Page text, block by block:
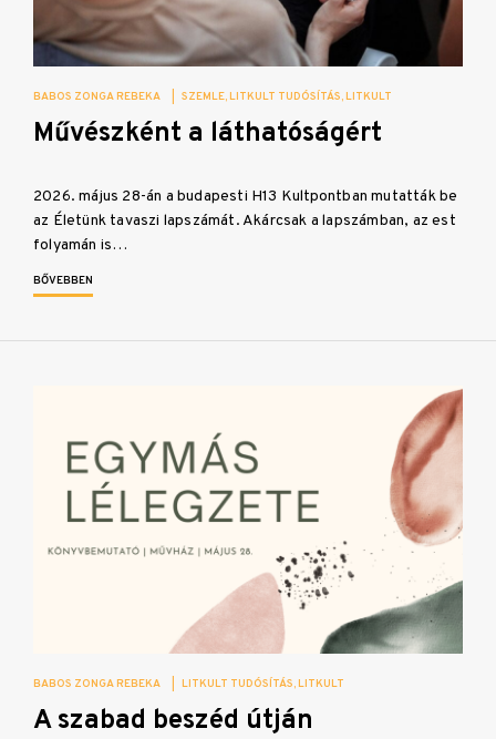
BABOS ZONGA REBEKA SZEMLE LITKULT TUDÓSÍTÁS LITKULT
Művészként a láthatóságért
2026. május 28-án a budapesti H13 Kultpontban mutatták be
az Életünk tavaszi lapszámát. Akárcsak a lapszámban, az est
folyamán is…
BŐVEBBEN
BABOS ZONGA REBEKA LITKULT TUDÓSÍTÁS LITKULT
A szabad beszéd útján